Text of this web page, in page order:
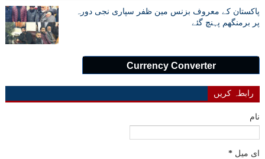
پاکستان کے معروف بزنس مین ظفر سپاری نجی دورہ
پر برمنگھم پہنچ گئے
Currency Converter
رابطہ کریں
نام
ای میل *